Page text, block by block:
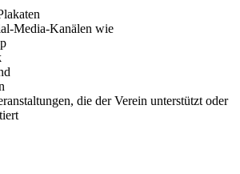
Media-Kanälen wie
die der Verein unterstützt oder